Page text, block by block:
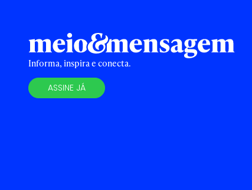
Informa, inspira e conecta.
ASSINE JÁ